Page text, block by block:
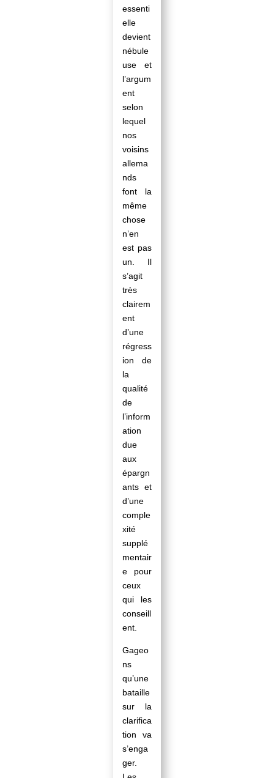
essenti
elle
devient
nébule
use et
l’argum
ent
selon
lequel
nos
voisins
allema
nds
font la
même
chose
n’en
est pas
un. Il
s’agit
très
clairem
ent
d’une
régress
ion de
la
qualité
de
l’inform
ation
due
aux
épargn
ants et
d’une
comple
xité
supplé
mentair
e pour
ceux
qui les
conseill
ent.
Gageo
ns
qu’une
bataille
sur la
clarifica
tion va
s’enga
ger.